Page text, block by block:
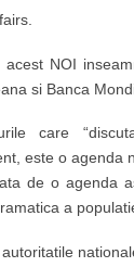
NOI
si Banca
care
este o agenda
de o agenda
a